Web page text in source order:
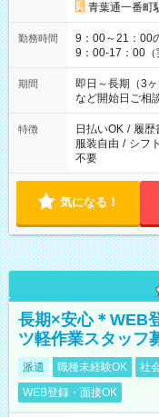
青葉通一番町
勤務時間
9：00～21：00の中で実働7ｈ～
9：00-17：00（
憩1ｈ） 10：00-19：
11：00-20：00
休憩1ｈ） 12：
期間
即日～長期（3
など開始日ご相
特徴 日払いOK / 履歴
服装自由 / シフ
不要
気になる！
長期×安心＊WEB
ツ軽作業スタッフ
派遣 職種未経験OK 社
WEB登録・面接OK